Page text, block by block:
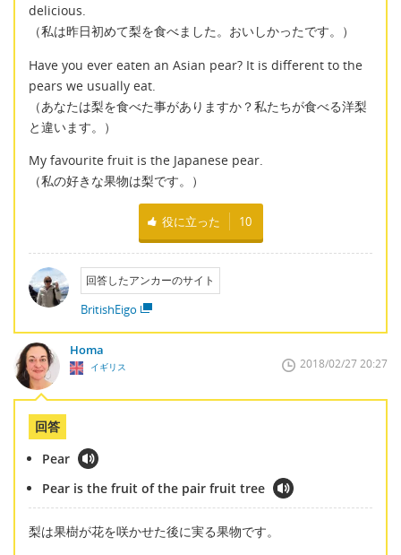
delicious.
（私は昨日初めて梨を食べました。おいしかったです。）
Have you ever eaten an Asian pear? It is different to the
pears we usually eat.
（あなたは梨を食べた事がありますか？私たちが食べる洋梨
と違います。）
My favourite fruit is the Japanese pear.
（私の好きな果物は梨です。）
役に立った 10
回答したアンカーのサイト
BritishEigo
Homa
イギリス 2018/02/27 20:27
回答
Pear
Pear is the fruit of the pair fruit tree
梨は果樹が花を咲かせた後に実る果物です。